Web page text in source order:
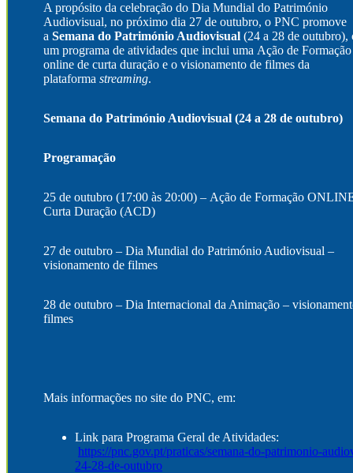
A propósito da celebração do Dia Mundial do Património
Audiovisual, no próximo dia 27 de outubro, o PNC promove
a Semana do Património Audiovisual (24 a 28 de outubro),
um programa de atividades que inclui uma Ação de Formação
online de curta duração e o visionamento de filmes da
plataforma streaming.
Semana do Património Audiovisual (24 a 28 de outubro)
Programação
25 de outubro (17:00 às 20:00) – Ação de Formação
Curta Duração (ACD)
27 de outubro – Dia Mundial do Património Audiovisual –
visionamento de filmes
28 de outubro – Dia Internacional da Animação –
filmes
Mais informações no site do PNC, em:
Link para Programa Geral de Atividades:
https://pnc.gov.pt/praticas/semana-do-patrimonio-
24-28-de-outubro